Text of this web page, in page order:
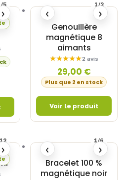
›
5
Genouillère
magnétique 8
aimants
2 avis
29,00 €
Plus que 2 en stock
‹ ›
1/2
›
Bracelet 100 %
magnétique noir
‹ ›
1/6